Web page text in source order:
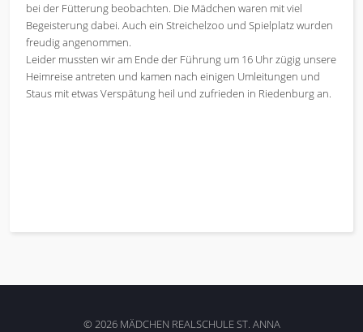
bei der Fütterung beobachten. Die Mädchen waren mit viel
Begeisterung dabei. Auch ein Streichelzoo und Spielplatz wurden
freudig angenommen.
Leider mussten wir am Ende der Führung um 16 Uhr zügig unsere
Heimreise antreten und kamen nach einigen Umleitungen und
Staus mit etwas Verspätung heil und zufrieden in Riedenburg an.
© 2026 MÄDCHEN REALSCHULE ST. ANNA